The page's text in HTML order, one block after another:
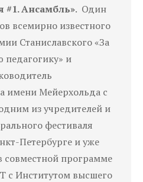
Ансамбль». Один
всемирно известного
Станиславского «За
педагогику» и
имени Мейерхольда с
из учредителей и
фестиваля
Петербурге и уже
совместной программе
Институтом высшего